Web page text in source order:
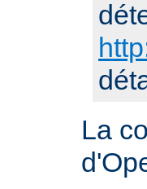
La